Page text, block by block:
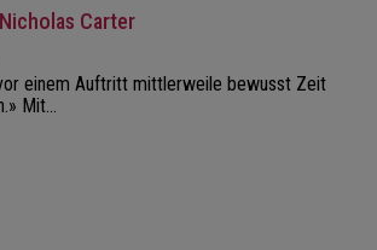
Carter
einem Auftritt mittlerweile bewusst Zeit
Mit…